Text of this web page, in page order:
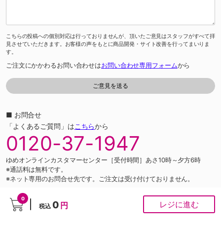
0
税込 0 円 レジに進む
こちらの投稿への個別対応は行っておりませんが、頂いたご意見はスタッフがすべて拝
見させていただきます。お客様の声をもとに商品開発・サイト改善を行ってまいりま
す。
ご注文にかかわるお問い合わせはお問い合わせ専用フォームから
■ お問合せ
「よくあるご質問」はこちらから
0120-37-1947
ゆめオンラインカスタマーセンター［受付時間］あさ10時～夕方6時
※通話料は無料です。
※ネット専用のお問合せ先です。ご注文は受け付けておりません。